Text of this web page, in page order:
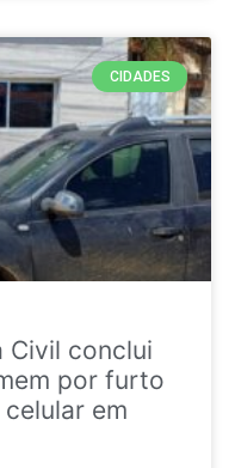
CIDADES
Civil conclui
por furto
em